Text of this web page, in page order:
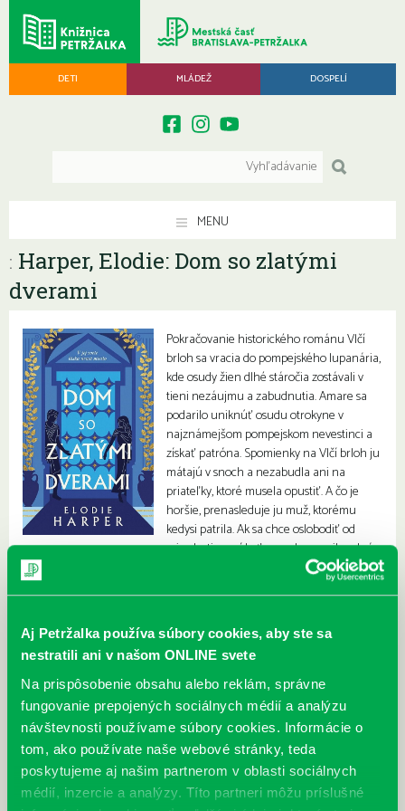
Aj Petržalka používa súbory cookies, aby ste sa
nestratili ani v našom ONLINE svete
Na prispôsobenie obsahu alebo reklám, správne
fungovanie prepojených sociálnych médií a analýzu
návštevnosti používame súbory cookies. Informácie o
tom, ako používate naše webové stránky, teda
poskytujeme aj našim partnerom v oblasti sociálnych
médií, inzercie a analýzy. Títo partneri môžu príslušné
DETI MLÁDEŽ DOSPELÍ
MENU
: Harper, Elodie: Dom so zlatými
dverami
Pokračovanie historického románu Vlčí
brloh sa vracia do pompejského lupanária,
kde osudy žien dlhé stáročia zostávali v
tieni nezáujmu a zabudnutia. Amare sa
podarilo uniknúť osudu otrokyne v
najznámejšom pompejskom nevestinci a
získať patróna. Spomienky na Vlčí brloh ju
mátajú v snoch a nezabudla ani na
priateľky, ktoré musela opustiť. A čo je
horšie, prenasleduje ju muž, ktorému
kedysi patrila. Ak sa chce oslobodiť od
minulosti, musí byť rovnako nemilosrdná
ako on.